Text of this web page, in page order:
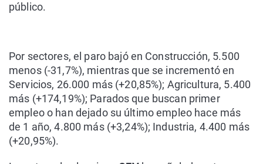
público.
Por sectores, el paro bajó en Construcción, 5.500
menos (-31,7%), mientras que se incrementó en
Servicios, 26.000 más (+20,85%); Agricultura, 5.400
más (+174,19%); Parados que buscan primer
empleo o han dejado su último empleo hace más
de 1 año, 4.800 más (+3,24%); Industria, 4.400 más
(+20,95%).